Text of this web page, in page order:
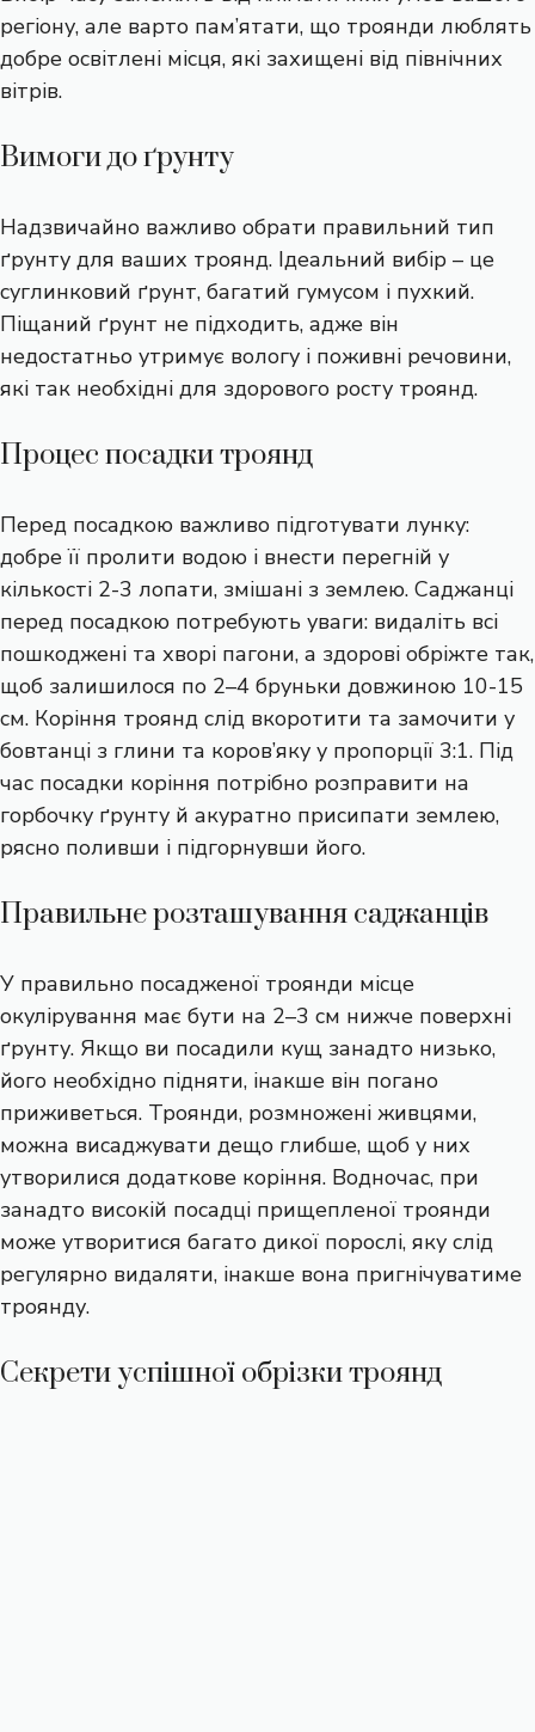
регіону, але варто пам’ятати, що троянди люблять
добре освітлені місця, які захищені від північних
вітрів.
Вимоги до ґрунту
Надзвичайно важливо обрати правильний тип
ґрунту для ваших троянд. Ідеальний вибір – це
суглинковий ґрунт, багатий гумусом і пухкий.
Піщаний ґрунт не підходить, адже він
недостатньо утримує вологу і поживні речовини,
які так необхідні для здорового росту троянд.
Процес посадки троянд
Перед посадкою важливо підготувати лунку:
добре її пролити водою і внести перегній у
кількості 2-3 лопати, змішані з землею. Саджанці
перед посадкою потребують уваги: видаліть всі
пошкоджені та хворі пагони, а здорові обріжте так,
щоб залишилося по 2–4 бруньки довжиною 10-15
см. Коріння троянд слід вкоротити та замочити у
бовтанці з глини та коров’яку у пропорції 3:1. Під
час посадки коріння потрібно розправити на
горбочку ґрунту й акуратно присипати землею,
рясно поливши і підгорнувши його.
Правильне розташування саджанців
У правильно посадженої троянди місце
окулірування має бути на 2–3 см нижче поверхні
ґрунту. Якщо ви посадили кущ занадто низько,
його необхідно підняти, інакше він погано
приживеться. Троянди, розмножені живцями,
можна висаджувати дещо глибше, щоб у них
утворилися додаткове коріння. Водночас, при
занадто високій посадці прищепленої троянди
може утворитися багато дикої порослі, яку слід
регулярно видаляти, інакше вона пригнічуватиме
троянду.
Секрети успішної обрізки троянд